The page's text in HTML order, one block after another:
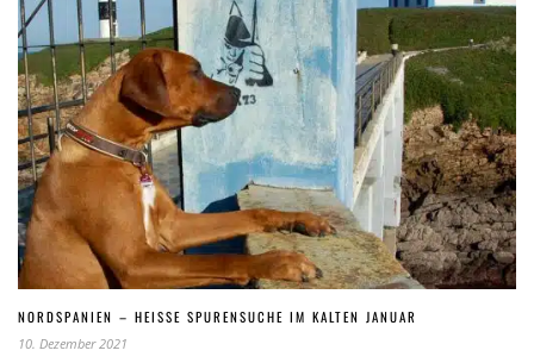
NORDSPANIEN – HEISSE SPURENSUCHE IM KALTEN JANUAR
10. Dezember 2021